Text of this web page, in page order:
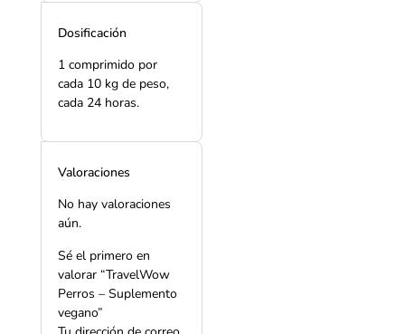
Dosificación
1 comprimido por
cada 10 kg de peso,
cada 24 horas.
Valoraciones
No hay valoraciones
aún.
Sé el primero en
valorar “TravelWow
Perros – Suplemento
vegano”